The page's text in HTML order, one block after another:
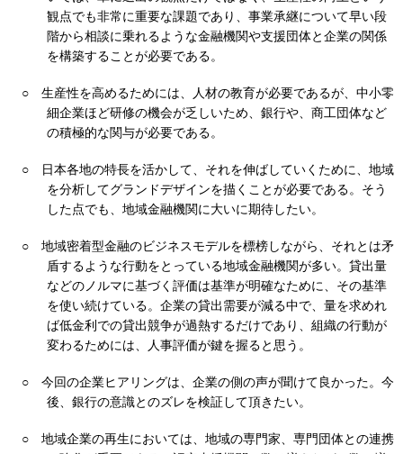
観点でも非常に重要な課題であり、事業承継について早い段
階から相談に乗れるような金融機関や支援団体と企業の関係
を構築することが必要である。
○
生産性を高めるためには、人材の教育が必要であるが、中小零
細企業ほど研修の機会が乏しいため、銀行や、商工団体など
の積極的な関与が必要である。
○
日本各地の特長を活かして、それを伸ばしていくために、地域
を分析してグランドデザインを描くことが必要である。そう
した点でも、地域金融機関に大いに期待したい。
○
地域密着型金融のビジネスモデルを標榜しながら、それとは矛
盾するような行動をとっている地域金融機関が多い。貸出量
などのノルマに基づく評価は基準が明確なために、その基準
を使い続けている。企業の貸出需要が減る中で、量を求めれ
ば低金利での貸出競争が過熱するだけであり、組織の行動が
変わるためには、人事評価が鍵を握ると思う。
○
今回の企業ヒアリングは、企業の側の声が聞けて良かった。今
後、銀行の意識とのズレを検証して頂きたい。
○
地域企業の再生においては、地域の専門家、専門団体との連携